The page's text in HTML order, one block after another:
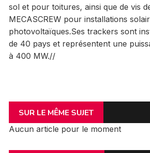
sol et pour toitures, ainsi que de vis
MECASCREW pour installations
photovoltaïques.Ses trackers sont
de 40 pays et représentent une
à 400 MW.//
SUR LE MÊME SUJET
Aucun article pour le moment